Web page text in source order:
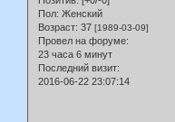
Пол: Женский
Возраст: 37 [1989-03-09]
Провел на форуме:
23 часа 6 минут
Последний визит:
2016-06-22 23:07:14